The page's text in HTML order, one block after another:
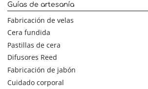
Guías de artesanía
Fabricación de velas
Cera fundida
Pastillas de cera
Difusores Reed
Fabricación de jabón
Cuidado corporal